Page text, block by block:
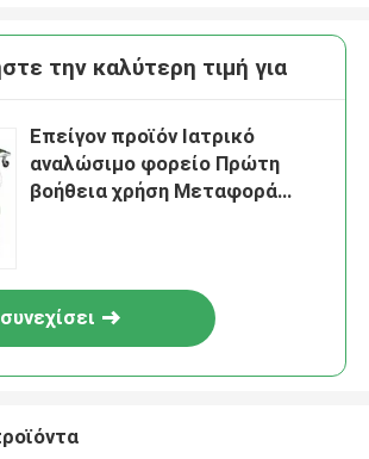
την καλύτερη τιμή για
Επείγον προϊόν Ιατρικό
αναλώσιμο φορείο Πρώτη
βοήθεια χρήση Μεταφορά